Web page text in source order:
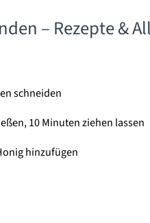
– Rezepte &
schneiden
10 Minuten ziehen lassen
hinzufügen